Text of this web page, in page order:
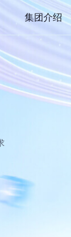
集团介绍